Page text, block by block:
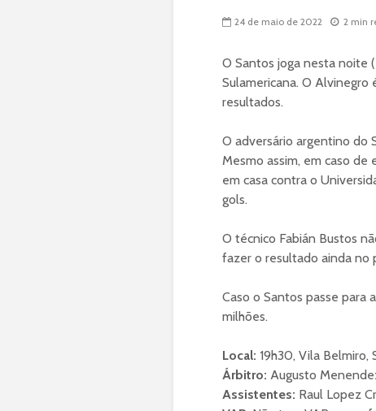
24 de maio de 2022 2 min
O Santos joga nesta noite
Sulamericana. O
resultados.
O adversário argentino do
Mesmo assim, em caso
em casa contra o
gols.
O técnico Fabián Bustos
fazer o resultado ainda no
Caso o Santos passe para
milhões.
Local: 19h30, Vila Belmiro,
Árbitro: Augusto
Assistentes: Raul Lopez